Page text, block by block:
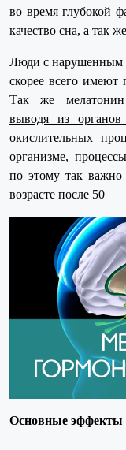
во время глубокой
качество сна, а так
Люди с нарушенным
скорее всего имеют
Так же
выводя из органов
окислительных
организме,
по этому так важно
возрасте после 50
Основные эффекты